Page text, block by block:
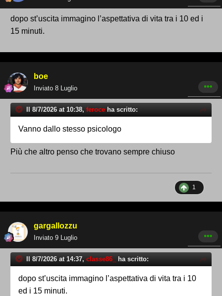
dopo st’uscita immagino l’aspettativa di vita tra i 10 ed i
15 minuti.
boe
Inviato 8 Luglio
Il 8/7/2026 at 10:38, feroce ha scritto:
Vanno dallo stesso psicologo
Più che altro penso che trovano sempre chiuso
1
gargallozzu
Inviato 9 Luglio
Il 8/7/2026 at 14:37, classe86_ ha scritto:
dopo st’uscita immagino l’aspettativa di vita tra i 10
ed i 15 minuti.